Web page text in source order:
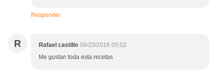
Responder
R Rafael castillo 06/23/2016 05:02
Me gustan toda esta recetas